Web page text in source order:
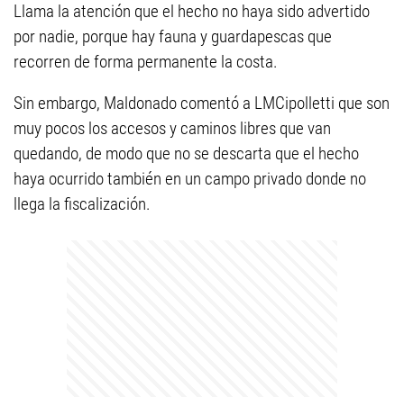
Llama la atención que el hecho no haya sido advertido
por nadie, porque hay fauna y guardapescas que
recorren de forma permanente la costa.
Sin embargo, Maldonado comentó a LMCipolletti que son
muy pocos los accesos y caminos libres que van
quedando, de modo que no se descarta que el hecho
haya ocurrido también en un campo privado donde no
llega la fiscalización.